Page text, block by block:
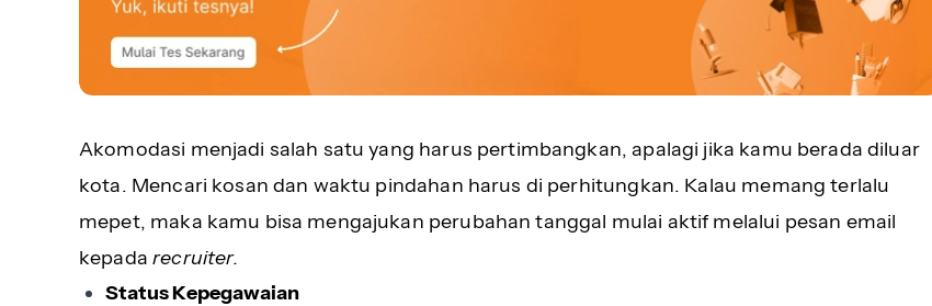
Akomodasi menjadi salah satu yang harus pertimbangkan, apalagi jika kamu berada diluar
kota. Mencari kosan dan waktu pindahan harus di perhitungkan. Kalau memang terlalu
mepet, maka kamu bisa mengajukan perubahan tanggal mulai aktif melalui pesan email
kepadarecruiter.
Status Kepegawaian